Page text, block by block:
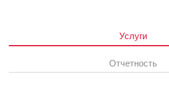
Услуги
Отчетность